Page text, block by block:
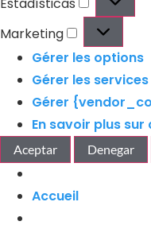
Marketing
Gérer les options
Gérer les services
Gérer
En savoir plus
Aceptar Denegar
Accueil